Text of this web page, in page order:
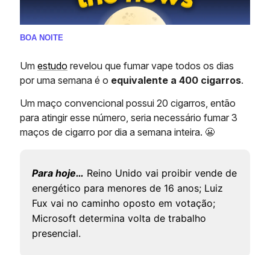
BOA NOITE
Um estudo revelou que fumar vape todos os dias
por uma semana é o equivalente a 400 cigarros.
Um maço convencional possui 20 cigarros, então
para atingir esse número, seria necessário fumar 3
maços de cigarro por dia a semana inteira. 😬
Para hoje… Reino Unido vai proibir vende de
energético para menores de 16 anos; Luiz
Fux vai no caminho oposto em votação;
Microsoft determina volta de trabalho
presencial.